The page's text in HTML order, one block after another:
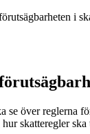
i
se över reglerna
skatteregler